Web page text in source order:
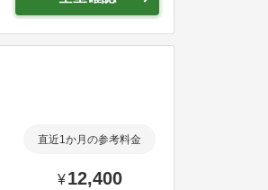
直近1か月の参考料金
¥ 12,400